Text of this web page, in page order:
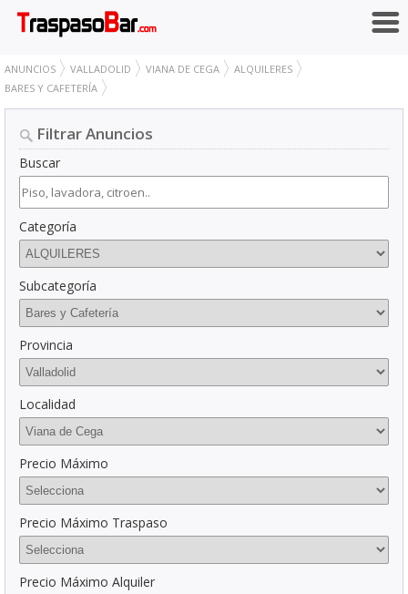
ANUNCIOS VALLADOLID VIANA DE CEGA
ALQUILERES
BARES Y CAFETERÍA
Filtrar Anuncios
Buscar
Categoría
Subcategoría
Provincia
Localidad
Precio Máximo
Precio Máximo Traspaso
Precio Máximo Alquiler